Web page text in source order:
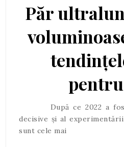
Păr
După ce 2022 a fost
decisive și al
sunt cele mai